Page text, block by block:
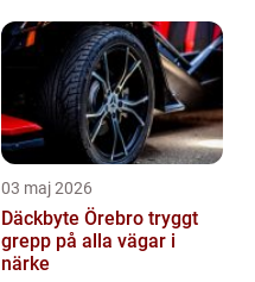
03 maj 2026
Däckbyte Örebro tryggt
grepp på alla vägar i
närke